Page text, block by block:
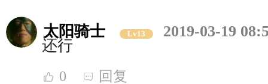
太阳骑士 Lv13
2019-03-19
还行
0 回复